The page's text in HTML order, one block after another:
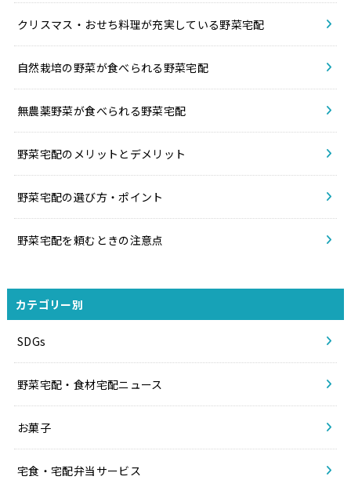
クリスマス・おせち料理が充実している野菜宅配
自然栽培の野菜が食べられる野菜宅配
無農薬野菜が食べられる野菜宅配
野菜宅配のメリットとデメリット
野菜宅配の選び方・ポイント
野菜宅配を頼むときの注意点
カテゴリー別
SDGs
野菜宅配・食材宅配ニュース
お菓子
宅食・宅配弁当サービス